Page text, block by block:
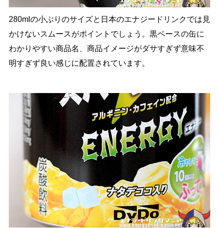
280mlの小ぶりのサイズと日本のエナジードリンクでは見
かけないスムースがポイントでしょう。黒ベースの缶に
わかりやすい商品名、商品イメージがダサすぎず意味不
明すぎず良い感じに配置されています。